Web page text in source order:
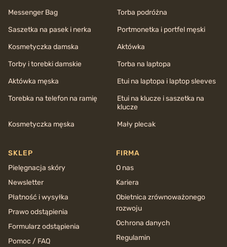
Messenger Bag
Torba podróżna
Saszetka na pasek i nerka
Portmonetka i portfel męski
Kosmetyczka damska
Aktówka
Torby i torebki damskie
Torba na laptopa
Aktówka męska
Etui na laptopa i laptop sleeves
Torebka na telefon na ramię
Etui na klucze i saszetka na
klucze
Kosmetyczka męska
Mały plecak
SKLEP
Pielęgnacja skóry
Newsletter
Płatność i wysyłka
Prawo odstąpienia
Formularz odstąpienia
Pomoc / FAQ
FIRMA
O nas
Kariera
Obietnica zrównoważonego
rozwoju
Ochrona danych
Regulamin